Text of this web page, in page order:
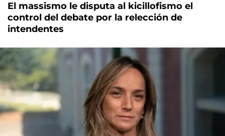
El massismo le disputa al kicillofismo el
control del debate por la relección de
intendentes